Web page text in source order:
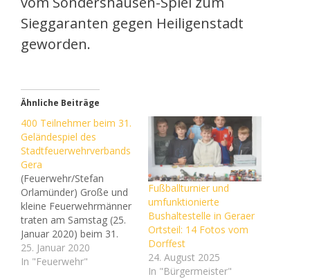
Sieggaranten gegen Heiligenstadt
geworden.
Ähnliche Beiträge
400 Teilnehmer beim 31.
Geländespiel des
Stadtfeuerwehrverbands
Gera
(Feuerwehr/Stefan
Orlamünder) Große und
kleine Feuerwehrmänner
traten am Samstag (25.
Januar 2020) beim 31.
Geländespiel zum
Wettkampf in Gera
25. Januar 2020
In "Feuerwehr"
Fußballturnier und
umfunktionierte
Bushaltestelle in Geraer
Ortsteil: 14 Fotos vom
Dorffest
24. August 2025
In "Bürgermeister"